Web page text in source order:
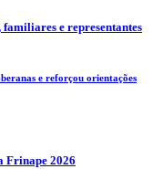
e representantes
e reforçou orientações
Frinape 2026